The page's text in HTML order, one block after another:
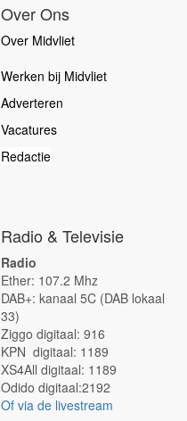
Over Ons
Over Midvliet
Werken bij Midvliet
Adverteren
Vacatures
Redactie
Radio & Televisie
Radio
Ether: 107.2 Mhz
DAB+: kanaal 5C (DAB lokaal
33)
Ziggo digitaal: 916
KPN digitaal: 1189
XS4All digitaal: 1189
Odido digitaal:2192
Of via de livestream